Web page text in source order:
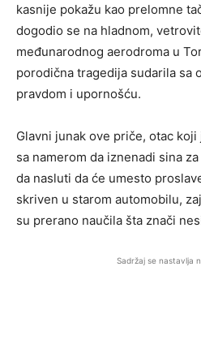
kasnije pokažu kao prelomne
dogodio se na hladnom,
međunarodnog aerodroma u
porodična tragedija sudarila sa
pravdom i upornošću.
Glavni junak ove priče, otac
sa namerom da iznenadi sina
da nasluti da će umesto
skriven u starom automobilu,
su prerano naučila šta znači
Sadržaj se nastavlja